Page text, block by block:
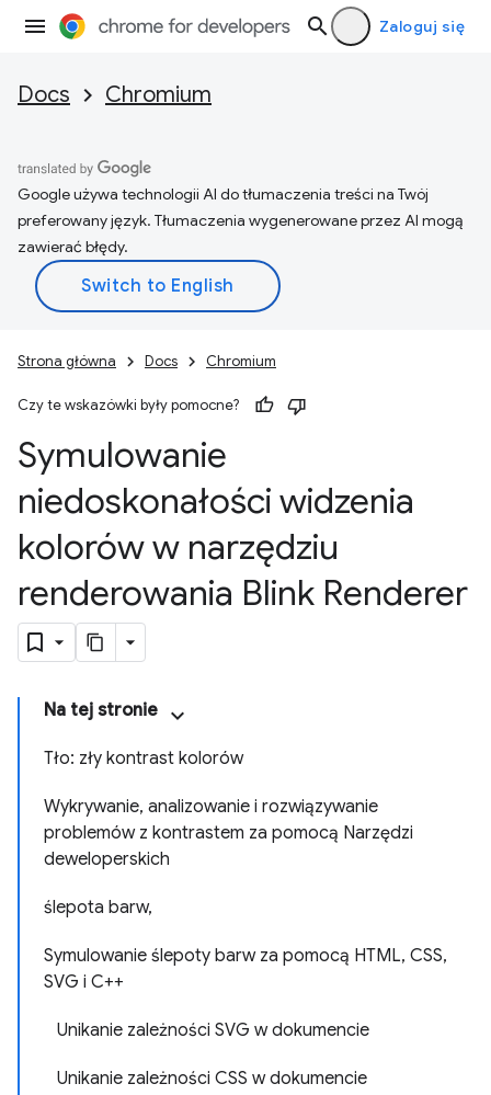
Zaloguj się
Docs Chromium
Google używa technologii AI do tłumaczenia treści na Twój
preferowany język. Tłumaczenia wygenerowane przez AI mogą
zawierać błędy.
Strona główna Docs Chromium
Czy te wskazówki były pomocne?
Symulowanie
niedoskonałości widzenia
kolorów w narzędziu
renderowania Blink Renderer
Na tej stronie
Tło: zły kontrast kolorów
Wykrywanie, analizowanie i rozwiązywanie
problemów z kontrastem za pomocą Narzędzi
deweloperskich
ślepota barw,
Symulowanie ślepoty barw za pomocą HTML, CSS,
SVG i C++
Unikanie zależności SVG w dokumencie
Unikanie zależności CSS w dokumencie